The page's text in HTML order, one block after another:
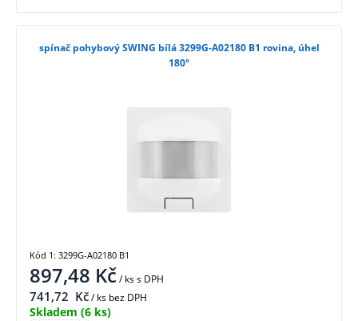
spínač pohybový SWING bílá 3299G-A02180 B1 rovina, úhel
180°
897,48 Kč/ kss DPH
741,72 Kč/ ks bez DPH
Skladem (6 ks)
Kód 1: 3299G-A02180 B1